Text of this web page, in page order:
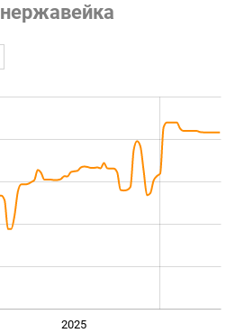
нержавейка
2025